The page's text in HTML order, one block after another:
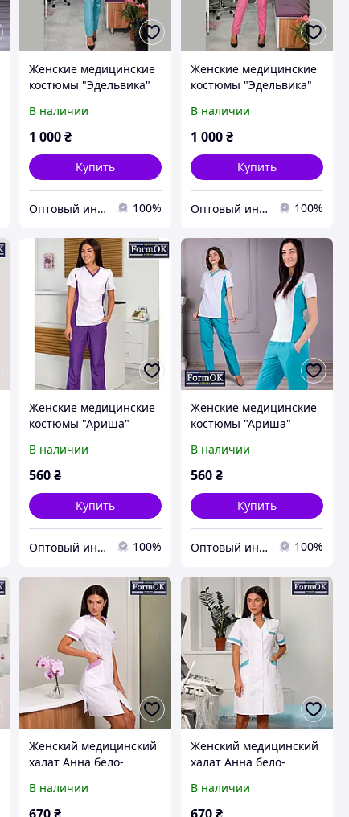
Женские медицинские
костюмы "Эдельвика"
В наличии
1 000 ₴
Купить
Оптовый интернет-магазин производителей одежды "Butikok" 100%
Женские медицинские
костюмы "Эдельвика"
В наличии
1 000₴
Купить
Оптовый интернет-магазин производителей одежды "Butikok" 100%
Женские медицинские
костюмы "Ариша"
В наличии
560 ₴
Купить
Оптовый интернет-магазин производителей одежды "Butikok" 100%
Женские медицинские
костюмы "Ариша"
В наличии
560₴
Купить
Оптовый интернет-магазин производителей одежды "Butikok" 100%
Женский медицинский
халат Анна бело-
В наличии
Женский медицинский
халат Анна бело-
В наличии